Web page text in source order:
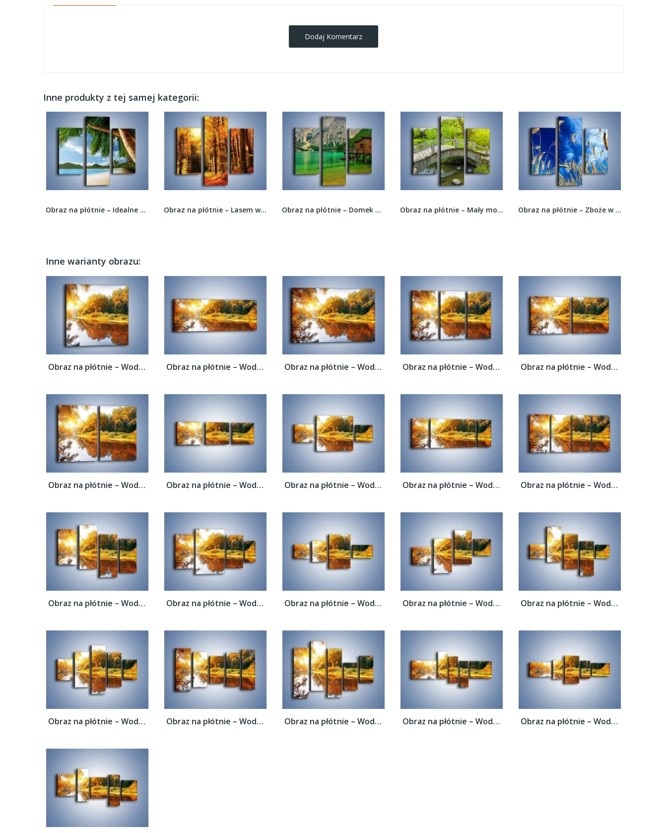
Dodaj Komentarz
Inne produkty z tej samej kategorii:
Obraz na płótnie – Idealne miejsce na ziemi –... Obraz na płótnie – Lasem w stronę słońca –... Obraz na płótnie – Domek baby jagi na wodzie –... Obraz na płótnie – Mały mostek przez rzeczkę –... Obraz na płótnie – Zboże w niebie –...
Inne warianty obrazu:
Obraz na płótnie – Woda i jesienne odbicie... Obraz na płótnie – Woda i jesienne odbicie... Obraz na płótnie – Woda i jesienne odbicie... Obraz na płótnie – Woda i jesienne odbicie... Obraz na płótnie – Woda i jesienne odbicie...
Obraz na płótnie – Woda i jesienne odbicie... Obraz na płótnie – Woda i jesienne odbicie... Obraz na płótnie – Woda i jesienne odbicie... Obraz na płótnie – Woda i jesienne odbicie... Obraz na płótnie – Woda i jesienne odbicie...
Obraz na płótnie – Woda i jesienne odbicie... Obraz na płótnie – Woda i jesienne odbicie... Obraz na płótnie – Woda i jesienne odbicie... Obraz na płótnie – Woda i jesienne odbicie... Obraz na płótnie – Woda i jesienne odbicie...
Obraz na płótnie – Woda i jesienne odbicie... Obraz na płótnie – Woda i jesienne odbicie... Obraz na płótnie – Woda i jesienne odbicie... Obraz na płótnie – Woda i jesienne odbicie... Obraz na płótnie – Woda i jesienne odbicie...